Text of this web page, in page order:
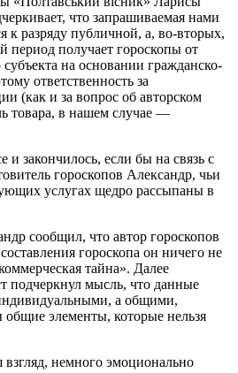
что запрашиваемая нами
к разряду публичной, а, во-вторых,
период получает гороскопы от
субъекта на основании гражданско-
ответственность за
(как и за вопрос об авторском
товара, в нашем случае —
закончилось, если бы на связь с
гороскопов Александр, чьи
услугах щедро рассыпаны в
сообщил, что автор гороскопов
гороскопа он ничего не
тайна». Далее
подчеркнул мысль, что данные
а общими,
элементы, которые нельзя
немного эмоционально